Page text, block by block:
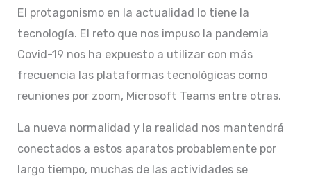
El protagonismo en la actualidad lo tiene la
tecnología. El reto que nos impuso la pandemia
Covid-19 nos ha expuesto a utilizar con más
frecuencia las plataformas tecnológicas como
reuniones por zoom, Microsoft Teams entre otras.
La nueva normalidad y la realidad nos mantendrá
conectados a estos aparatos probablemente por
largo tiempo, muchas de las actividades se